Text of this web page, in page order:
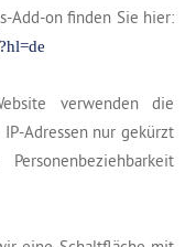
Add-on finden Sie hier:
verwenden die
Adressen nur gekürzt